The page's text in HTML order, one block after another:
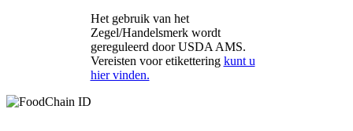
Het gebruik van het
Zegel/Handelsmerk wordt
gereguleerd door USDA AMS.
Vereisten voor etikettering kunt u
hier vinden.